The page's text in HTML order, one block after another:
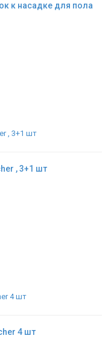
к насадке для пола
, 3+1 шт
4 шт